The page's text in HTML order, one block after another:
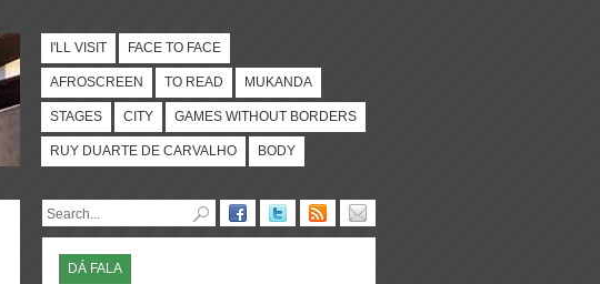
I'LL VISIT FACE TO FACE
AFROSCREEN TO READ MUKANDA
STAGES CITY GAMES WITHOUT BORDERS
RUY DUARTE DE CARVALHO BODY
DÁ FALA